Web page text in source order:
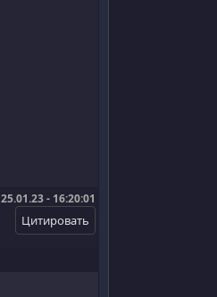
25.01.23 - 16:20:01